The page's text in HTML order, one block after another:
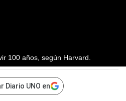
100 años, según Harvard.
Diario UNO en